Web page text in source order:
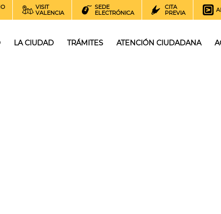
VISIT
VALENCIA
SEDE
ELECTRÓNICA
CITA
PREVIA
LA CIUDAD TRÁMITES ATENCIÓN CIUDADANA